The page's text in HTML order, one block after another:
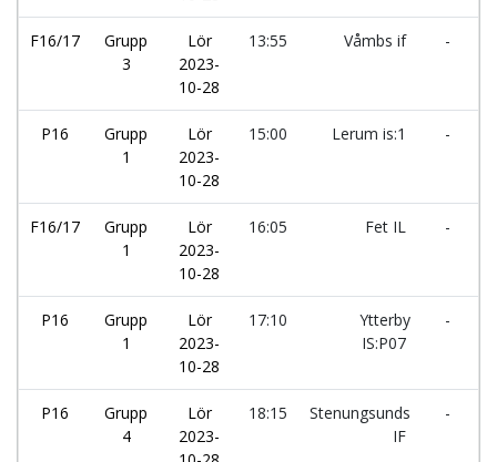
F16/17
Grupp
3
Lör
2023-
10-28
13:55 Våmbs if -
P16
Grupp
1
Lör
2023-
10-28
15:00 Lerum is:1 -
F16/17
Grupp
1
Lör
2023-
10-28
16:05 Fet IL -
P16
Grupp
1
Lör
2023-
10-28
17:10
Ytterby
IS:P07
-
P16
Grupp
4
Lör
2023-
18:15
Stenungsunds
IF
-